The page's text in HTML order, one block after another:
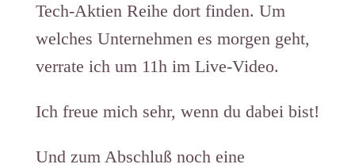
Tech-Aktien Reihe dort finden. Um
welches Unternehmen es morgen geht,
verrate ich um 11h im Live-Video.
Ich freue mich sehr, wenn du dabei bist!
Und zum Abschluß noch eine